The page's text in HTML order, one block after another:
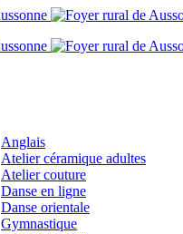
Anglais
Atelier céramique adultes
Atelier couture
Danse en ligne
Danse orientale
Gymnastique